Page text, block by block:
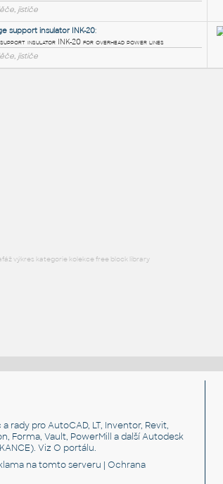
výkres kategorie kolekce free block library
rady pro AutoCAD, LT, Inventor, Revit,
Forma, Vault, PowerMill a další Autodesk
VizO portálu.
na tomto serveru |Ochrana